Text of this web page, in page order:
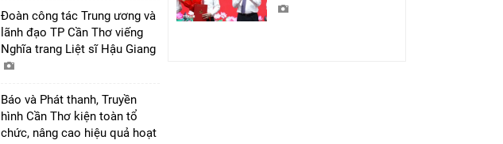
Đoàn công tác Trung ương và
lãnh đạo TP Cần Thơ viếng
Nghĩa trang Liệt sĩ Hậu Giang
Báo và Phát thanh, Truyền
hình Cần Thơ kiện toàn tổ
chức, nâng cao hiệu quả hoạt